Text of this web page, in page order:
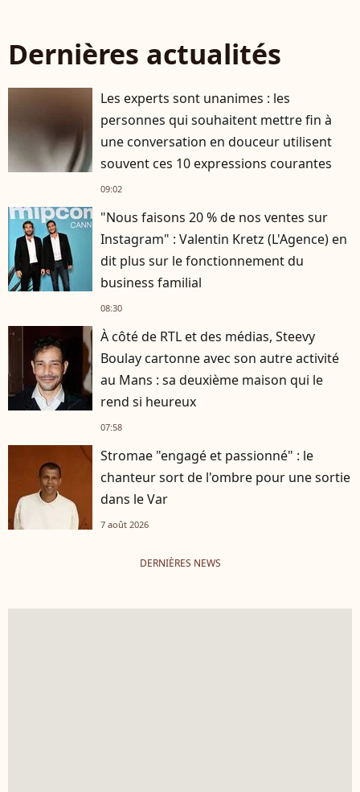
Dernières actualités
Les experts sont unanimes : les
personnes qui souhaitent mettre fin à
une conversation en douceur utilisent
souvent ces 10 expressions courantes
09:02
"Nous faisons 20 % de nos ventes sur
Instagram" : Valentin Kretz (L'Agence) en
dit plus sur le fonctionnement du
business familial
08:30
À côté de RTL et des médias, Steevy
Boulay cartonne avec son autre activité
au Mans : sa deuxième maison qui le
rend si heureux
07:58
Stromae "engagé et passionné" : le
chanteur sort de l'ombre pour une sortie
dans le Var
7 août 2026
DERNIÈRES NEWS